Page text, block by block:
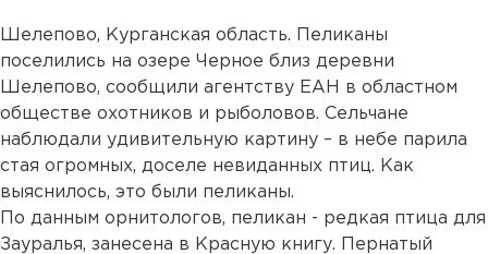
Шелепово, Курганская область. Пеликаны
поселились на озере Черное близ деревни
Шелепово, сообщили агентству ЕАН в областном
обществе охотников и рыболовов. Сельчане
наблюдали удивительную картину – в небе парила
стая огромных, доселе невиданных птиц. Как
выяснилось, это были пеликаны.
По данным орнитологов, пеликан - редкая птица для
Зауралья, занесена в Красную книгу. Пернатый